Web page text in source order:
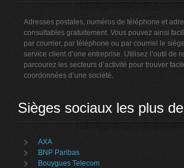
Adresses postales, numéros de téléphone et
consultables gratuitement. Vous pouvez ainsi
par courrier, par téléphone ou par courriel le
service client d’une entreprise. Utilisez l’outil de
parcourez les secteurs d’activité pour trouver
coordonnées d’une société.
Sièges sociaux les plus
AXA
BNP Paribas
Bouygues Telecom